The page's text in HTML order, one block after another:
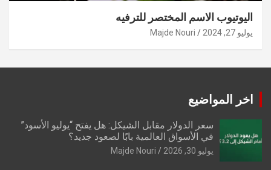
اليوتيوب الاسم المختصر للترفيه
يوليو 27, 2024 Majde Nouri
اخر المواضيع
سعر الدولار مقابل الشيكل: هل يفتح “يوليو الأسود”
في الأسواق العالمية بابًا لصعود جديد؟
يوليو 30, 2026 Majde Nouri